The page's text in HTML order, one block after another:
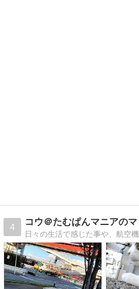
4
コウ＠たむぱんマニアの